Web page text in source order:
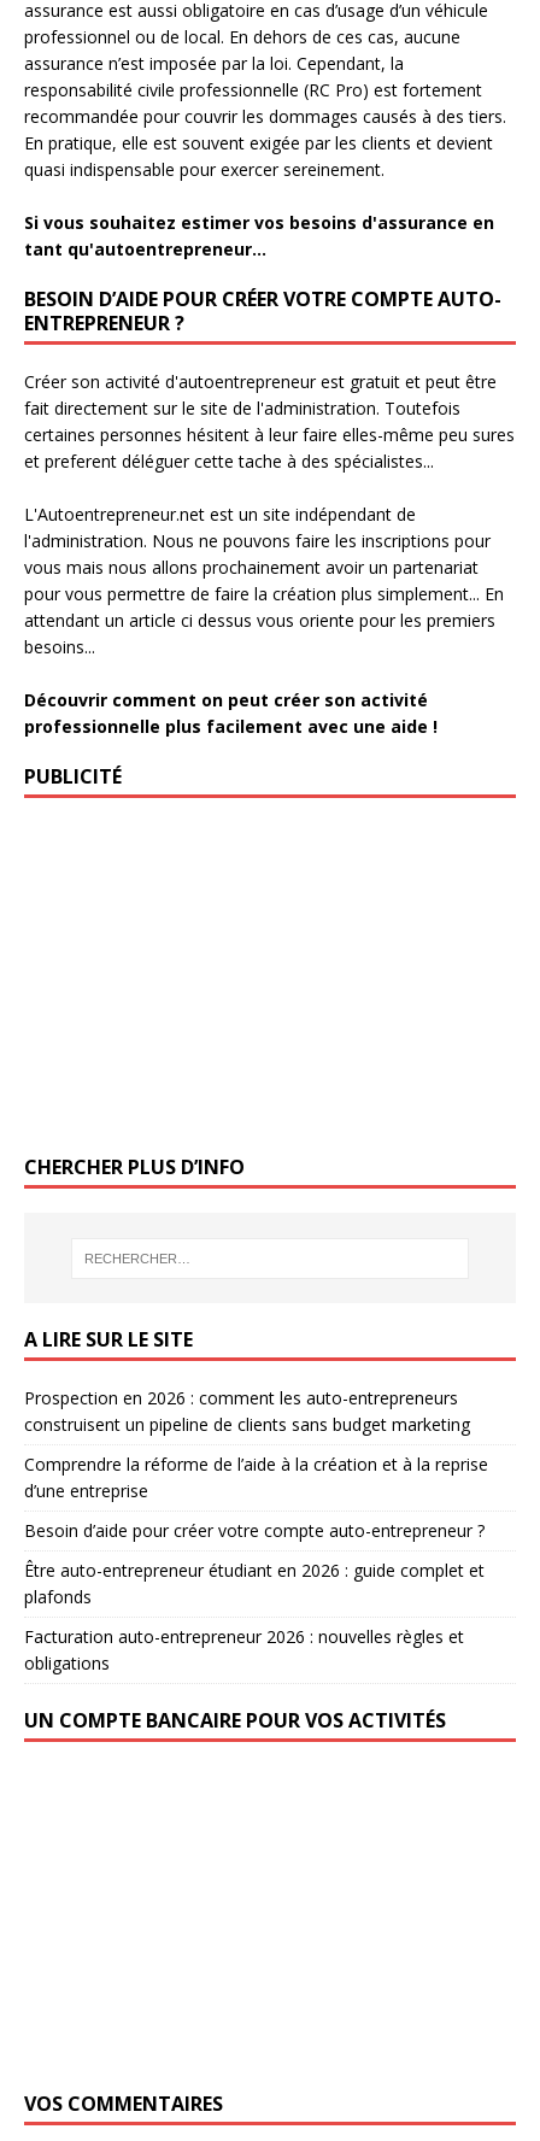
assurance est aussi obligatoire en cas d’usage d’un véhicule
professionnel ou de local. En dehors de ces cas, aucune
assurance n’est imposée par la loi. Cependant, la
responsabilité civile professionnelle (RC Pro) est fortement
recommandée pour couvrir les dommages causés à des tiers.
En pratique, elle est souvent exigée par les clients et devient
quasi indispensable pour exercer sereinement.
Si vous souhaitez estimer vos besoins d'assurance en
tant qu'autoentrepreneur...
BESOIN D’AIDE POUR CRÉER VOTRE COMPTE AUTO-
ENTREPRENEUR ?
Créer son activité d'autoentrepreneur est gratuit et peut être
fait directement sur le site de l'administration. Toutefois
certaines personnes hésitent à leur faire elles-même peu sures
et preferent déléguer cette tache à des spécialistes...
L'Autoentrepreneur.net est un site indépendant de
l'administration. Nous ne pouvons faire les inscriptions pour
vous mais nous allons prochainement avoir un partenariat
pour vous permettre de faire la création plus simplement... En
attendant un article ci dessus vous oriente pour les premiers
besoins...
Découvrir comment on peut créer son activité
professionnelle plus facilement avec une aide !
PUBLICITÉ
CHERCHER PLUS D’INFO
A LIRE SUR LE SITE
Prospection en 2026 : comment les auto-entrepreneurs
construisent un pipeline de clients sans budget marketing
Comprendre la réforme de l’aide à la création et à la reprise
d’une entreprise
Besoin d’aide pour créer votre compte auto-entrepreneur ?
Être auto-entrepreneur étudiant en 2026 : guide complet et
plafonds
Facturation auto-entrepreneur 2026 : nouvelles règles et
obligations
UN COMPTE BANCAIRE POUR VOS ACTIVITÉS
VOS COMMENTAIRES